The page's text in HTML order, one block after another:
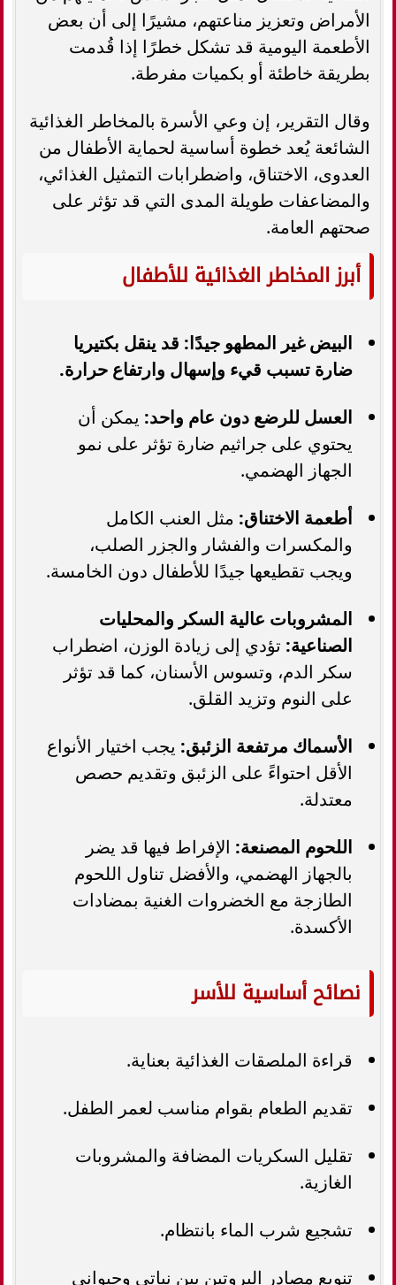
الأمراض وتعزيز مناعتهم، مشيرًا إلى أن بعض
الأطعمة اليومية قد تشكل خطرًا إذا قُدمت
بطريقة خاطئة أو بكميات مفرطة.
وقال التقرير، إن وعي الأسرة بالمخاطر الغذائية
الشائعة يُعد خطوة أساسية لحماية الأطفال من
العدوى، الاختناق، واضطرابات التمثيل الغذائي،
والمضاعفات طويلة المدى التي قد تؤثر على
صحتهم العامة.
أبرز المخاطر الغذائية للأطفال
البيض غير المطهو جيدًا: قد ينقل بكتيريا
ضارة تسبب قيء وإسهال وارتفاع حرارة.
العسل للرضع دون عام واحد: يمكن أن
يحتوي على جراثيم ضارة تؤثر على نمو
الجهاز الهضمي.
أطعمة الاختناق: مثل العنب الكامل
والمكسرات والفشار والجزر الصلب،
ويجب تقطيعها جيدًا للأطفال دون الخامسة.
المشروبات عالية السكر والمحليات
الصناعية: تؤدي إلى زيادة الوزن، اضطراب
سكر الدم، وتسوس الأسنان، كما قد تؤثر
على النوم وتزيد القلق.
الأسماك مرتفعة الزئبق: يجب اختيار الأنواع
الأقل احتواءً على الزئبق وتقديم حصص
معتدلة.
اللحوم المصنعة: الإفراط فيها قد يضر
بالجهاز الهضمي، والأفضل تناول اللحوم
الطازجة مع الخضروات الغنية بمضادات
الأكسدة.
نصائح أساسية للأسر
قراءة الملصقات الغذائية بعناية.
تقديم الطعام بقوام مناسب لعمر الطفل.
تقليل السكريات المضافة والمشروبات
الغازية.
تشجيع شرب الماء بانتظام.
تنويع مصادر البروتين بين نباتي وحيواني